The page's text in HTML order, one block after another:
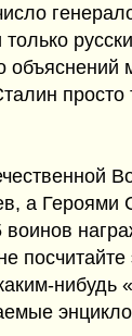
объяснений
просто
а Героями
воинов
нибудь